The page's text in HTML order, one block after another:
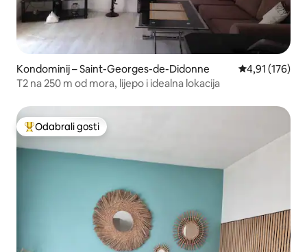
Kondominij – Saint-Georges-de-Didonne Prosječna
4,91 (176)
T2 na 250 m od mora, lijepo i idealna lokacija
Među najviše rangiranima s oznakom „Odabrali gosti”
Odabrali gosti